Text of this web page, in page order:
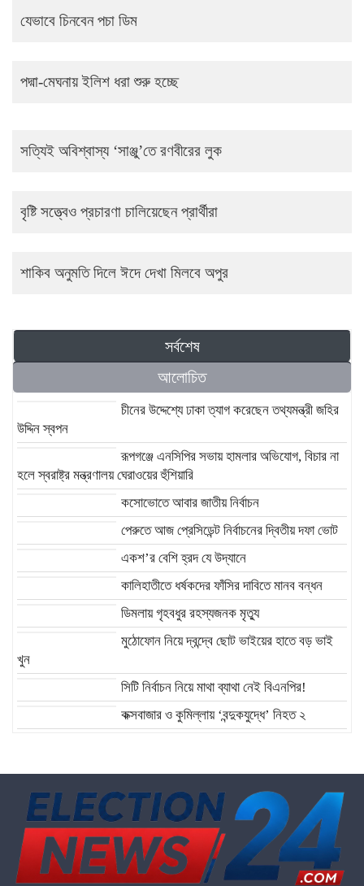
যেভাবে চিনবেন পচা ডিম
পদ্মা-মেঘনায় ইলিশ ধরা শুরু হচ্ছে
সত্যিই অবিশ্বাস্য ‘সাঞ্জু’তে রণবীরের লুক
বৃষ্টি সত্ত্বেও প্রচারণা চালিয়েছেন প্রার্থীরা
শাকিব অনুমতি দিলে ঈদে দেখা মিলবে অপুর
সর্বশেষ
আলোচিত
চীনের উদ্দেশ্যে ঢাকা ত্যাগ করেছেন তথ্যমন্ত্রী জহির
উদ্দিন স্বপন
রূপগঞ্জে এনসিপির সভায় হামলার অভিযোগ, বিচার না
হলে স্বরাষ্ট্র মন্ত্রণালয় ঘেরাওয়ের হুঁশিয়ারি
কসোভোতে আবার জাতীয় নির্বাচন
পেরুতে আজ প্রেসিডেন্ট নির্বাচনের দ্বিতীয় দফা ভোট
একশ’র বেশি হ্রদ যে উদ্যানে
কালিহাতীতে ধর্ষকদের ফাঁসির দাবিতে মানব বন্ধন
ডিমলায় গৃহবধুর রহস্যজনক মৃত্যু
মুঠোফোন নিয়ে দ্বন্দ্বে ছোট ভাইয়ের হাতে বড় ভাই
খুন
সিটি নির্বাচন নিয়ে মাথা ব্যাথা নেই বিএনপির!
কক্সবাজার ও কুমিল্লায় ‘বন্দুকযুদ্ধে’ নিহত ২